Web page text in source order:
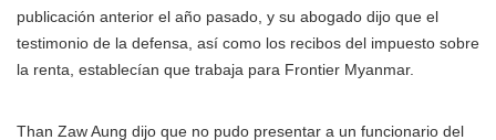
publicación anterior el año pasado, y su abogado dijo que el
testimonio de la defensa, así como los recibos del impuesto sobre
la renta, establecían que trabaja para Frontier Myanmar.
Than Zaw Aung dijo que no pudo presentar a un funcionario del